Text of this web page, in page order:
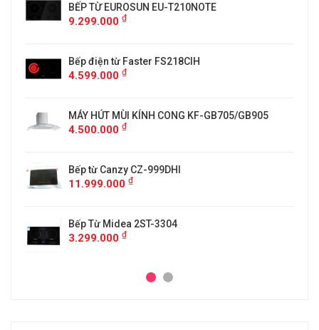
BẾP TỪ EUROSUN EU-T210NOTE
9.299.000 ₫
Bếp điện từ Faster FS218CIH
4.599.000 ₫
MÁY HÚT MÙI KÍNH CONG KF-GB705/GB905
4.500.000 ₫
Bếp từ Canzy CZ-999DHI
11.999.000 ₫
Bếp Từ Midea 2ST-3304
3.299.000 ₫